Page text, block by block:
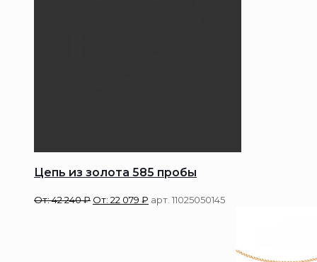
Цепь из золота 585 пробы
От:42 240₽ От: 22 079 ₽ арт. 11025050145